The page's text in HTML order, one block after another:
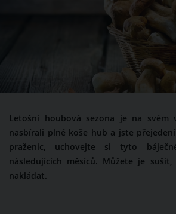
Letošní houbová sezona je na svém
nasbírali plné koše hub a jste
praženic, uchovejte si tyto
následujících měsíců. Můžete je
nakládat.